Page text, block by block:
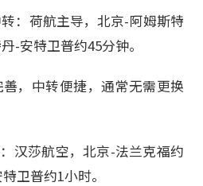
：荷航主导，北京-阿姆斯特
-安特卫普约45分钟。
，中转便捷，通常无需更换
汉莎航空，北京-法兰克福约
卫普约1小时。